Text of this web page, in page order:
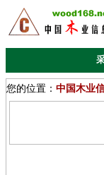
您的位置： 中国木业